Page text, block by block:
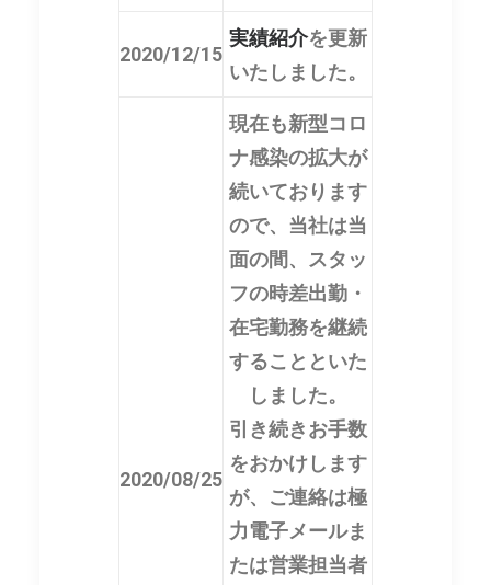
2020/12/15
実績紹介を更新
いたしました。
2020/08/25
現在も新型コロ
ナ感染の拡大が
続いております
ので、当社は当
面の間、スタッ
フの時差出勤・
在宅勤務を継続
することといた
しました。
引き続きお手数
をおかけします
が、ご連絡は極
力電子メールま
たは営業担当者